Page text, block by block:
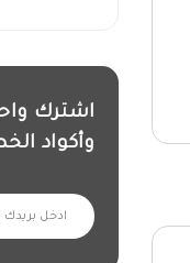
اشترك
وأكواد